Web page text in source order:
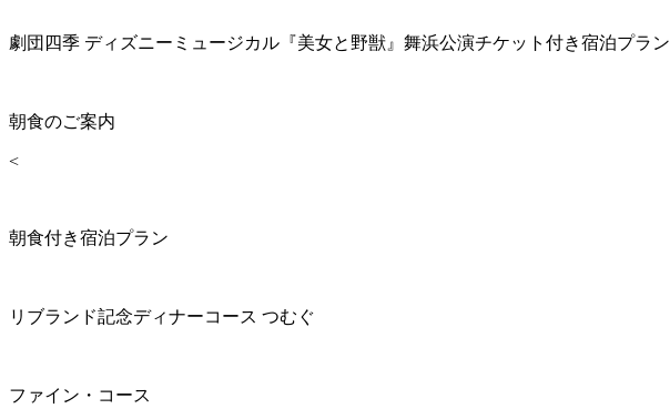
劇団四季 ディズニーミュージカル『美女と野獣』舞浜公演チケット付き宿泊プラン
朝食のご案内
<
朝食付き宿泊プラン
リブランド記念ディナーコース つむぐ
ファイン・コース